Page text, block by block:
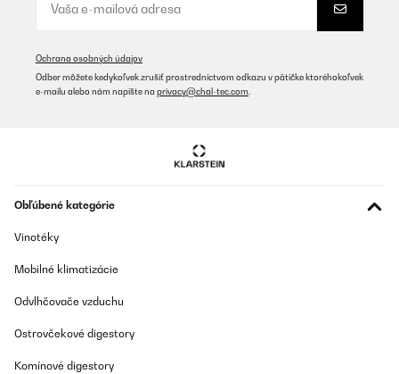
Ochrana osobných údajov
Odber môžete kedykoľvek zrušiť prostredníctvom odkazu v pätičke ktoréhokoľvek
e-mailu alebo nám napíšte na privacy@chal-tec.com
Obľúbené kategórie
Vinotéky
Mobilné klimatizácie
Odvlhčovače vzduchu
Ostrovčekové digestory
Komínové digestory